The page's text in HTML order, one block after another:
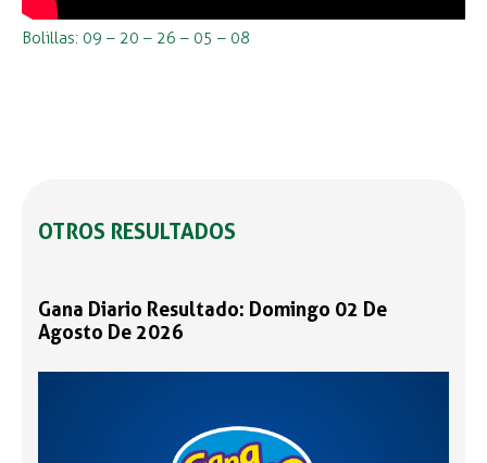
Bolillas: 09 – 20 – 26 – 05 – 08
OTROS RESULTADOS
Gana Diario Resultado: Domingo 02 De
Agosto De 2026